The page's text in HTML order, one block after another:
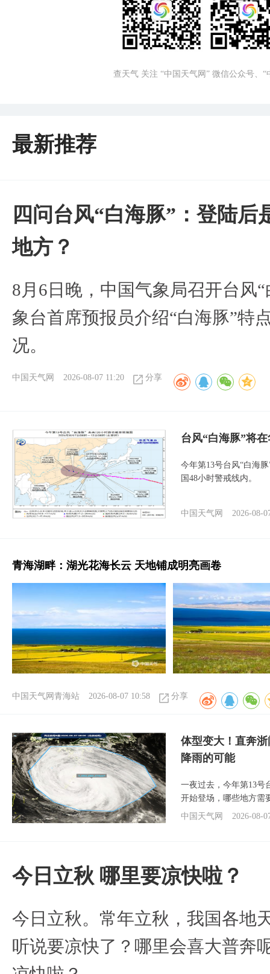
查天气 关注 “中国天气网” 微信公众号、
最新推荐
四问台风“白海豚”：登陆
地方？
8月6日晚，中国气象局召开台风
象台首席预报员介绍“白海豚”特
况。
中国天气网 2026-08-07 11:20 分享
台风“白海豚”将
今年第13号台风“白海
国48小时警戒线内。
中国天气网 2026-08-
青海湖畔：湖光花海长云 天地铺成明亮画卷
中国天气网青海站 2026-08-07 10:58 分享
体型变大！直奔
降雨的可能
一夜过去，今年第13号
开始登场，哪些地方需
中国天气网
2026-08-
今日立秋 哪里要凉快啦？
今日立秋。常年立秋，我国各地
听说要凉快了？哪里会喜大普奔